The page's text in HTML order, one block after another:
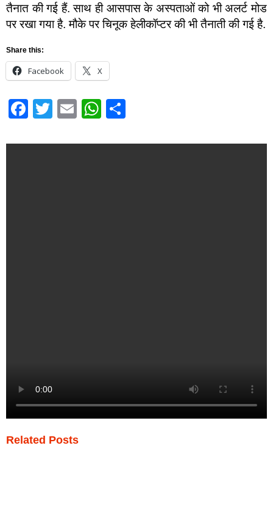
तैनात की गई हैं. साथ ही आसपास के अस्पताओं को भी अलर्ट मोड
पर रखा गया है. मौके पर चिनूक हेलीकॉप्टर की भी तैनाती की गई है.
Share this:
Facebook X
Facebook
Twitter
EmailWhatsApp
Related Posts